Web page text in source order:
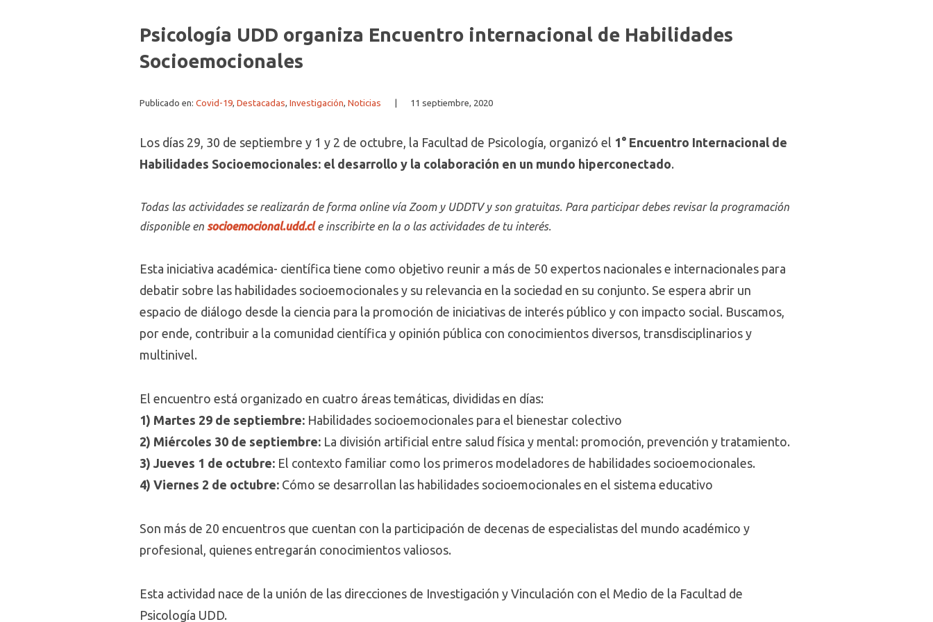
Psicología UDD organiza Encuentro internacional de Habilidades
Socioemocionales
Publicado en: Covid-19, Destacadas, Investigación, Noticias 11 septiembre, 2020
Los días 29, 30 de septiembre y 1 y 2 de octubre, la Facultad de Psicología, organizó el 1° Encuentro Internacional de
Habilidades Socioemocionales: el desarrollo y la colaboración en un mundo hiperconectado.
Todas las actividades se realizarán de forma online vía Zoom y UDDTV y son gratuitas. Para participar debes revisar la programación
disponible en socioemocional.udd.cl e inscribirte en la o las actividades de tu interés.
Esta iniciativa académica- científica tiene como objetivo reunir a más de 50 expertos nacionales e internacionales para
debatir sobre las habilidades socioemocionales y su relevancia en la sociedad en su conjunto. Se espera abrir un
espacio de diálogo desde la ciencia para la promoción de iniciativas de interés público y con impacto social. Buscamos,
por ende, contribuir a la comunidad científica y opinión pública con conocimientos diversos, transdisciplinarios y
multinivel.
El encuentro está organizado en cuatro áreas temáticas, divididas en días:
1) Martes 29 de septiembre: Habilidades socioemocionales para el bienestar colectivo
2) Miércoles 30 de septiembre: La división artificial entre salud física y mental: promoción, prevención y tratamiento.
3) Jueves 1 de octubre: El contexto familiar como los primeros modeladores de habilidades socioemocionales.
4) Viernes 2 de octubre: Cómo se desarrollan las habilidades socioemocionales en el sistema educativo
Son más de 20 encuentros que cuentan con la participación de decenas de especialistas del mundo académico y
profesional, quienes entregarán conocimientos valiosos.
Esta actividad nace de la unión de las direcciones de Investigación y Vinculación con el Medio de la Facultad de
Psicología UDD.